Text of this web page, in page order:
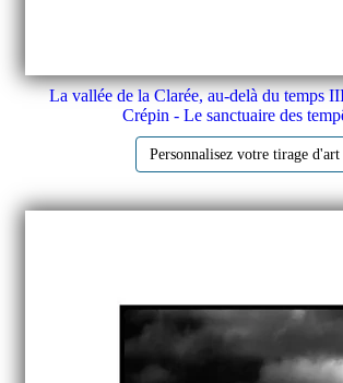
La vallée de la Clarée, au-delà du temps
Crépin - Le sanctuaire des
Personnalisez votre tirage d'art